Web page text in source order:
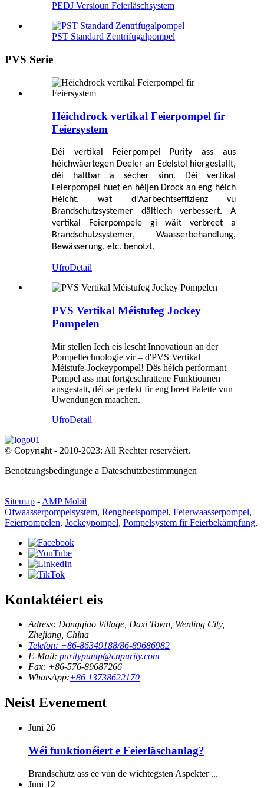
PEDJ Versioun Feierläschsystem
PST Standard Zentrifugalpompel
PVS Serie
Héichdrock vertikal Feierpompel fir
Feiersystem
Déi vertikal Feierpompel Purity ass aus
héichwäertegen Deeler an Edelstol hiergestallt,
déi haltbar a sécher sinn. Déi vertikal
Feierpompel huet en héijen Drock an eng héich
Héicht, wat d'Aarbechtseffizienz vu
Brandschutzsystemer däitlech verbessert. A
vertikal Feierpompele gi wäit verbreet a
Brandschutzsystemer, Waasserbehandlung,
Bewässerung, etc. benotzt.
UfroDetail
PVS Vertikal Méistufeg Jockey
Pompelen
Mir stellen Iech eis lescht Innovatioun an der
Pompeltechnologie vir – d'PVS Vertikal
Méistufe-Jockeypompel! Dës héich performant
Pompel ass mat fortgeschrattene Funktiounen
ausgestatt, déi se perfekt fir eng breet Palette vun
Uwendungen maachen.
UfroDetail
© Copyright - 2010-2023: All Rechter reservéiert.
Benotzungsbedingunge a Dateschutzbestimmungen
Sitemap - AMP Mobil
Ofwaasserpompelsystem, Rengheetspompel, Feierwaasserpompel,
Feierpompelen, Jockeypompel, Pompelsystem fir Feierbekämpfung,
Kontaktéiert eis
Adress: Dongqiao Village, Daxi Town, Wenling City,
Zhejiang, China
Telefon: +86-86349188/86-89686982
E-Mail: puritypump@cnpurity.com
Fax: +86-576-89687266
WhatsApp:+86 13738622170
Neist Evenement
Juni 26
Wéi funktionéiert e Feierläschanlag?
Brandschutz ass ee vun de wichtegsten Aspekter ...
Juni 12